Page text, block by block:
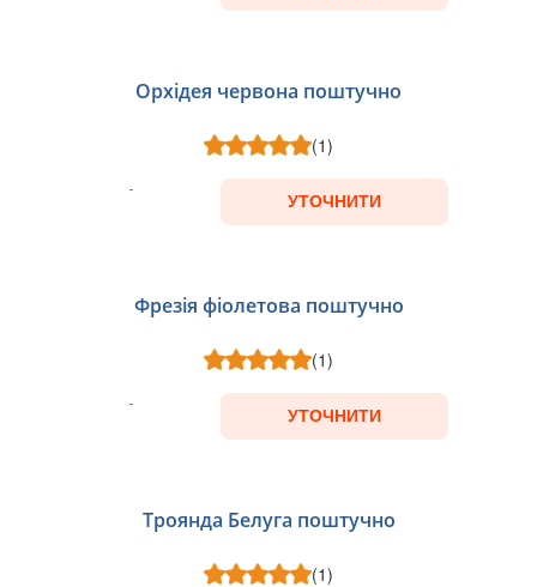
Орхідея червона поштучно
(1)
УТОЧНИТИ
Фрезія фіолетова поштучно
(1)
УТОЧНИТИ
Троянда Белуга поштучно
(1)